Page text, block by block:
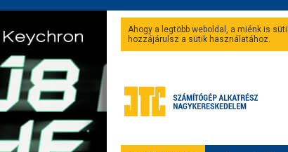
Ahogy a legtöbb weboldal, a miénk is
hozzájárulsz a sütik használatához.